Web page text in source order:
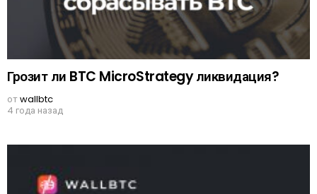
Грозит ли BTC MicroStrategy ликвидация?
отwallbtc
4 года назад